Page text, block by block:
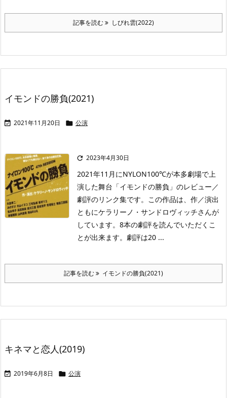
記事を読む しびれ雲(2022)
イモンドの勝負(2021)
 2021年11月20日  公演
 2023年4月30日
2021年11月にNYLON100℃が本多劇場で上
演した舞台「イモンドの勝負」のレビュー／
劇評のリンク集です。この作品は、作／演出
ともにケラリーノ・サンドロヴィッチさんが
しています。8本の劇評を読んでいただくこ
とが出来ます。劇評は20 ...
記事を読む イモンドの勝負(2021)
キネマと恋人(2019)
 2019年6月8日  公演